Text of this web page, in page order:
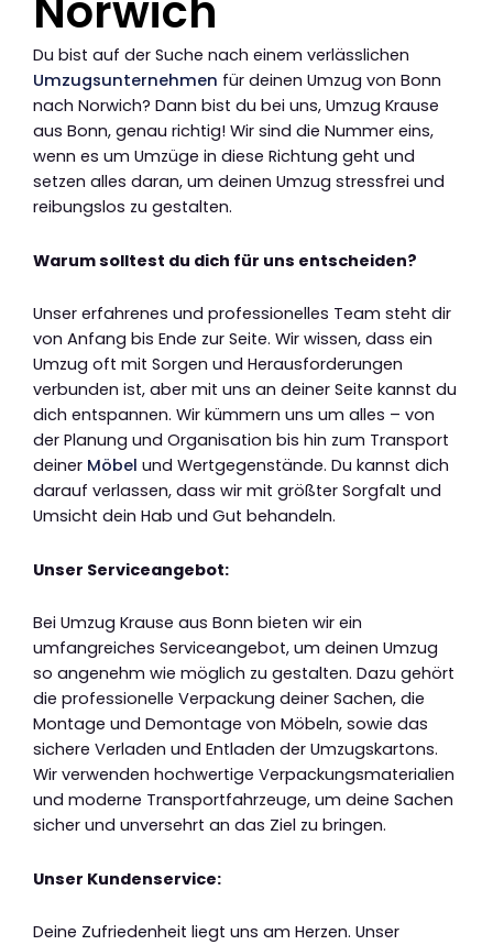
Norwich
Du bist auf der Suche nach einem verlässlichen
Umzugsunternehmen für deinen Umzug von Bonn
nach Norwich? Dann bist du bei uns, Umzug Krause
aus Bonn, genau richtig! Wir sind die Nummer eins,
wenn es um Umzüge in diese Richtung geht und
setzen alles daran, um deinen Umzug stressfrei und
reibungslos zu gestalten.
Warum solltest du dich für uns entscheiden?
Unser erfahrenes und professionelles Team steht dir
von Anfang bis Ende zur Seite. Wir wissen, dass ein
Umzug oft mit Sorgen und Herausforderungen
verbunden ist, aber mit uns an deiner Seite kannst du
dich entspannen. Wir kümmern uns um alles – von
der Planung und Organisation bis hin zum Transport
deiner Möbel und Wertgegenstände. Du kannst dich
darauf verlassen, dass wir mit größter Sorgfalt und
Umsicht dein Hab und Gut behandeln.
Unser Serviceangebot:
Bei Umzug Krause aus Bonn bieten wir ein
umfangreiches Serviceangebot, um deinen Umzug
so angenehm wie möglich zu gestalten. Dazu gehört
die professionelle Verpackung deiner Sachen, die
Montage und Demontage von Möbeln, sowie das
sichere Verladen und Entladen der Umzugskartons.
Wir verwenden hochwertige Verpackungsmaterialien
und moderne Transportfahrzeuge, um deine Sachen
sicher und unversehrt an das Ziel zu bringen.
Unser Kundenservice:
Deine Zufriedenheit liegt uns am Herzen. Unser